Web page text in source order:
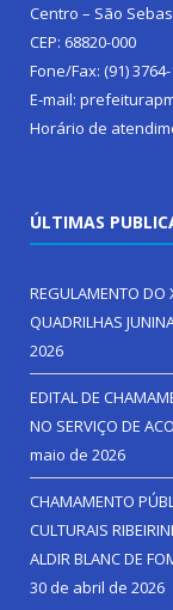
Centro – São
CEP: 68820-000
Fone/Fax: (91)
E-mail:
Horário de
ÚLTIMAS
REGULAMENTO DO
QUADRILHAS
2026
EDITAL DE
NO SERVIÇO DE
maio de 2026
CHAMAMENTO
CULTURAIS
ALDIR BLANC DE
30 de abril de 2026